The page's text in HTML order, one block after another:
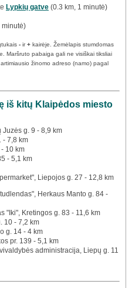
Lypkių gatve (0.3 km, 1 minutė)
minutė)
- ir+ kairėje. Žemėlapis stumdomas
Maršruto pabaiga gali ne visiškai tiksliai
žinomo adreso (namo) pagal
iš kitų Klaipėdos miesto
Juzės g. 9 - 8,9 km
- 7,8 km
10 km
- 5,1 km
Liepojos g. 27 - 12,8 km
Herkaus Manto g. 84 -
"Iki", Kretingos g. 83 - 11,6 km
10 - 7,2 km
g. 14 - 4 km
pr. 139 - 5,1 km
administracija, Liepų g. 11